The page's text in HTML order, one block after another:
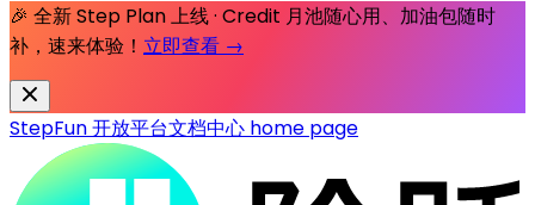
🎉 全新 Step Plan 上线 · Credit 月池随心用、加油包随时
补，速来体验！ 立即查看 →
StepFun 开放平台文档中心 home page